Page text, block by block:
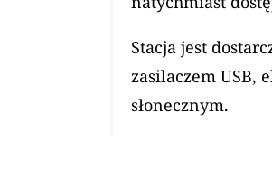
Stacja jest
zasilaczem USB,
słonecznym.